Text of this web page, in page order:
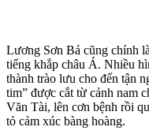
Lương Sơn Bá cũng chính
tiếng khắp châu Á. Nhiều
thành trào lưu cho đến tận
tim” được cắt từ cảnh nam
Văn Tài, lên cơn bệnh rồi
tỏ cảm xúc bàng hoàng.